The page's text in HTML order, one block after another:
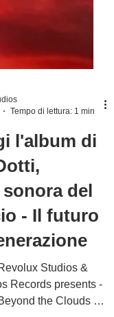
Tempo di lettura: 1 min
l'album di
del
- Il futuro